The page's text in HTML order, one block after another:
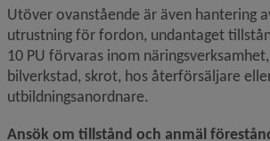
Utöver ovanstående är även hantering
utrustning för fordon, undantaget
10 PU förvaras inom
bilverkstad, skrot, hos återförsäljare
utbildningsanordnare.
Ansök om tillstånd och anmäl